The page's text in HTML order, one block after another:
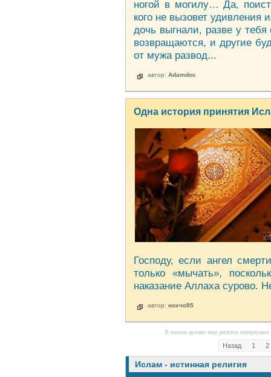
ногой в могилу… Да,
кого не вызовет удивления
дочь выгнали, разве у
возвращаются, и другие
от мужа развод...
автор: Adamdoc
Одна история принятия
Господу, если ангел
только «мычать»,
наказание Аллаха сурово.
автор: нохчо95
В нашем архиве еще десятки
Назад 1 2
Ислам - истинная религия